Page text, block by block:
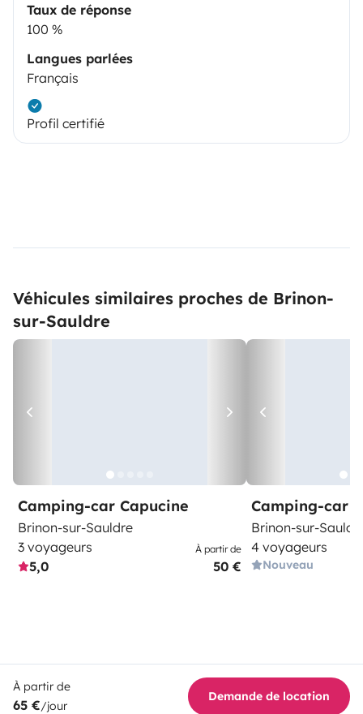
Taux de réponse
100 %
Langues parlées
Français
Profil certifié
Véhicules similaires proches de Brinon-
sur-Sauldre
Camping-car Capucine
Brinon-sur-Sauldre
3 voyageurs
5,0
À partir de
50 €
Camping-car
Brinon-sur-
4 voyageurs
Nouveau
À partir de
65 €/jour
Demande de location